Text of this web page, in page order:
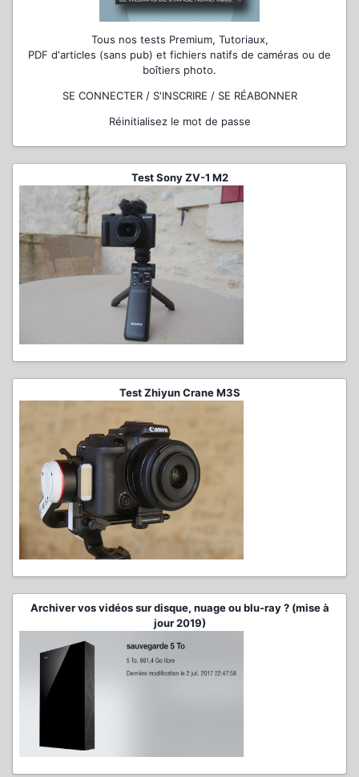
Tous nos tests Premium, Tutoriaux,
PDF d'articles (sans pub) et fichiers natifs de caméras ou de
boîtiers photo.
SE CONNECTER / S'INSCRIRE / SE RÉABONNER
Réinitialisez le mot de passe
Test Sony ZV-1 M2
Test Zhiyun Crane M3S
Archiver vos vidéos sur disque, nuage ou blu-ray ? (mise à
jour 2019)